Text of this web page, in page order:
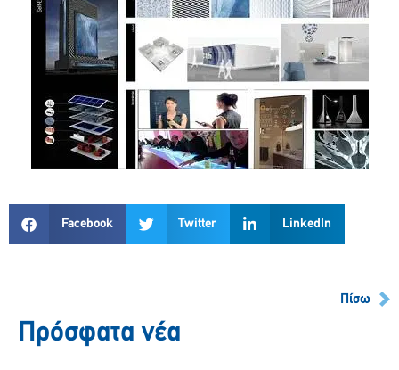
Facebook Twitter LinkedIn
Πίσω
Πρόσφατα νέα